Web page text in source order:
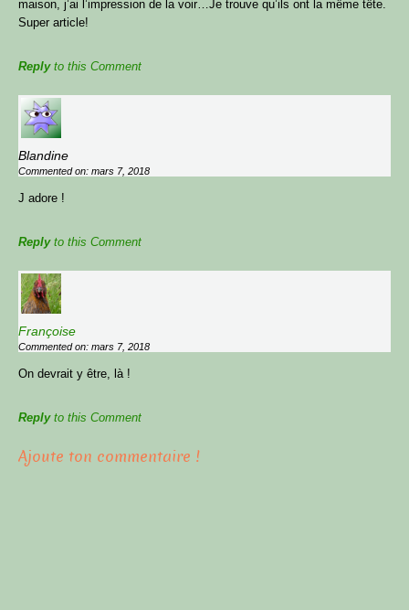
maison, j’ai l’impression de la voir…Je trouve qu’ils ont la même tête.
Super article!
Replyto this Comment
Blandine
Commented on: mars 7, 2018
J adore !
Replyto this Comment
Françoise
Commented on: mars 7, 2018
On devrait y être, là !
Replyto this Comment
Ajoute ton commentaire !